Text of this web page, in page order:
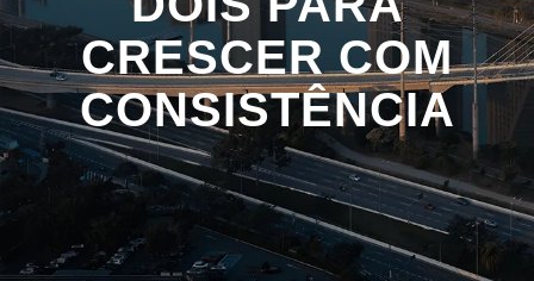
CRESCER COM
CONSISTÊNCIA
HOME
POST GERAL
TRÁFEGO GERA FLUXO, BRANDING GERA
REFERÊNCIA: COMO UNIR OS DOIS PARA
CRESCER COM CONSISTÊNCIA